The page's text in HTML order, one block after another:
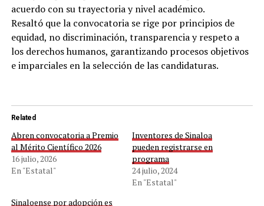
acuerdo con su trayectoria y nivel académico.
Resaltó que la convocatoria se rige por principios de
equidad, no discriminación, transparencia y respeto a
los derechos humanos, garantizando procesos objetivos
e imparciales en la selección de las candidaturas.
Related
Abren convocatoria a Premio
al Mérito Científico 2026
16 julio, 2026
En "Estatal"
Inventores de Sinaloa
pueden registrarse en
programa
24 julio, 2024
En "Estatal"
Sinaloense por adopción es